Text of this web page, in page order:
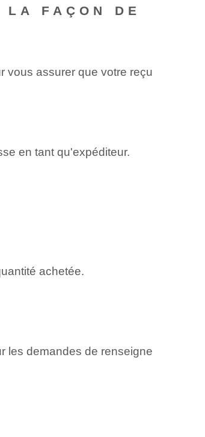
FAÇON DE
vous assurer que votre reçu
en tant qu'expéditeur.
achetée.
les demandes de renseigne